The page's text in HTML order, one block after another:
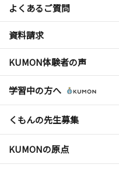
よくあるご質問
資料請求
KUMON体験者の声
学習中の方へ
くもんの先生募集
KUMONの原点